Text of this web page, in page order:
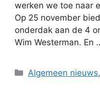
werken we toe naar
Op 25 november
onderdak aan de 4
Wim Westerman. En
Categorieën
Algemeen nieuws,